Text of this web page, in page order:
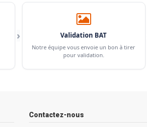
› Validation BAT
Notre équipe vous envoie un bon à tirer
pour validation.
Contactez-nous